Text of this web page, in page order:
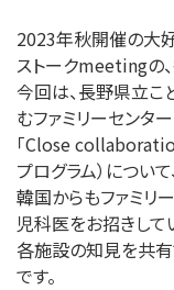
2023年秋開催の大好
ストークmeetingの
今回は、長野県立
むファミリーセンタ
「Close
プログラム）について
韓国からもファミリ
児科医をお招きして
各施設の知見を共有
です。